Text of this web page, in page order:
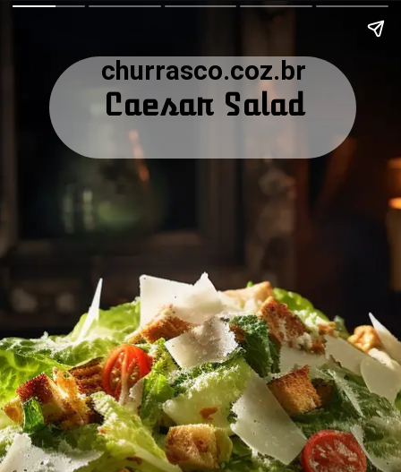
Caesar Salad
churrasco.coz.br